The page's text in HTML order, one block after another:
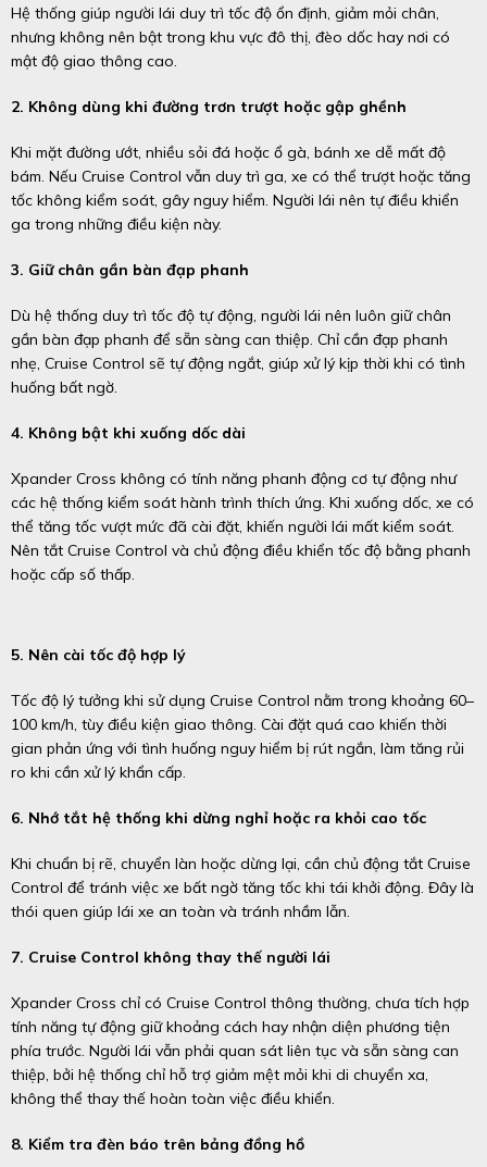
Hệ thống giúp người lái duy trì tốc độ ổn định, giảm mỏi chân,
nhưng không nên bật trong khu vực đô thị, đèo dốc hay nơi có
mật độ giao thông cao.
2. Không dùng khi đường trơn trượt hoặc gập ghềnh
Khi mặt đường ướt, nhiều sỏi đá hoặc ổ gà, bánh xe dễ mất độ
bám. Nếu Cruise Control vẫn duy trì ga, xe có thể trượt hoặc tăng
tốc không kiểm soát, gây nguy hiểm. Người lái nên tự điều khiển
ga trong những điều kiện này.
3. Giữ chân gần bàn đạp phanh
Dù hệ thống duy trì tốc độ tự động, người lái nên luôn giữ chân
gần bàn đạp phanh để sẵn sàng can thiệp. Chỉ cần đạp phanh
nhẹ, Cruise Control sẽ tự động ngắt, giúp xử lý kịp thời khi có tình
huống bất ngờ.
4. Không bật khi xuống dốc dài
Xpander Cross không có tính năng phanh động cơ tự động như
các hệ thống kiểm soát hành trình thích ứng. Khi xuống dốc, xe có
thể tăng tốc vượt mức đã cài đặt, khiến người lái mất kiểm soát.
Nên tắt Cruise Control và chủ động điều khiển tốc độ bằng phanh
hoặc cấp số thấp.
5. Nên cài tốc độ hợp lý
Tốc độ lý tưởng khi sử dụng Cruise Control nằm trong khoảng 60–
100 km/h, tùy điều kiện giao thông. Cài đặt quá cao khiến thời
gian phản ứng với tình huống nguy hiểm bị rút ngắn, làm tăng rủi
ro khi cần xử lý khẩn cấp.
6. Nhớ tắt hệ thống khi dừng nghỉ hoặc ra khỏi cao tốc
Khi chuẩn bị rẽ, chuyển làn hoặc dừng lại, cần chủ động tắt Cruise
Control để tránh việc xe bất ngờ tăng tốc khi tái khởi động. Đây là
thói quen giúp lái xe an toàn và tránh nhầm lẫn.
7. Cruise Control không thay thế người lái
Xpander Cross chỉ có Cruise Control thông thường, chưa tích hợp
tính năng tự động giữ khoảng cách hay nhận diện phương tiện
phía trước. Người lái vẫn phải quan sát liên tục và sẵn sàng can
thiệp, bởi hệ thống chỉ hỗ trợ giảm mệt mỏi khi di chuyển xa,
không thể thay thế hoàn toàn việc điều khiển.
8. Kiểm tra đèn báo trên bảng đồng hồ